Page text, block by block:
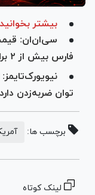
بیشتر
سی‌ان‌ان:
فارس بیش از ۲ برابر قیمت یک F-۳۵C است
توان ضربه‌زدن دارد
برچسب ها:
لینک کوتاه